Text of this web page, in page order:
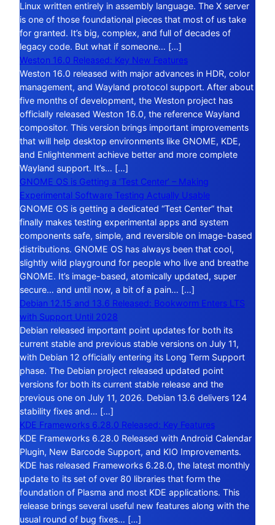
Linux written entirely in assembly language. The X server
is one of those foundational pieces that most of us take
for granted. It’s big, complex, and full of decades of
legacy code. But what if someone… […]
Weston 16.0 Released: Key New Features
Weston 16.0 released with major advances in HDR, color
management, and Wayland protocol support. After about
five months of development, the Weston project has
officially released Weston 16.0, the reference Wayland
compositor. This version brings important improvements
that will help desktop environments like GNOME, KDE,
and Enlightenment achieve better and more complete
Wayland support. It’s… […]
GNOME OS is Getting a ‘Test Center’ – Making
Experimental Software Testing Actually Usable
GNOME OS is getting a dedicated “Test Center” that
finally makes testing experimental apps and system
components safe, simple, and reversible on image-based
distributions. GNOME OS has always been that cool,
slightly wild playground for people who live and breathe
GNOME. It’s image-based, atomically updated, super
secure… and until now, a bit of a pain… […]
Debian 12.15 and 13.6 Released: Bookworm Enters LTS
with Support Until 2028
Debian released important point updates for both its
current stable and previous stable versions on July 11,
with Debian 12 officially entering its Long Term Support
phase. The Debian project released updated point
versions for both its current stable release and the
previous one on July 11, 2026. Debian 13.6 delivers 124
stability fixes and… […]
KDE Frameworks 6.28.0 Released: Key Features
KDE Frameworks 6.28.0 Released with Android Calendar
Plugin, New Barcode Support, and KIO Improvements.
KDE has released Frameworks 6.28.0, the latest monthly
update to its set of over 80 libraries that form the
foundation of Plasma and most KDE applications. This
release brings several useful new features along with the
usual round of bug fixes… […]